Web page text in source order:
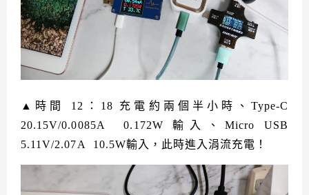
▲時間 12：18 充電約兩個半小時、Type-C
20.15V/0.0085A 0.172W 輸入、Micro USB
5.11V/2.07A 10.5W輸入，此時進入涓流充電！